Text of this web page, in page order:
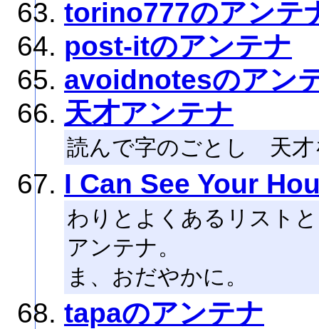
torino777のアンテ
post-itのアンテナ
avoidnotesのアン
天才アンテナ
読んで字のごとし 天才
I Can See Your
わりとよくあるリスト
アンテナ。
ま、おだやかに。
tapaのアンテナ